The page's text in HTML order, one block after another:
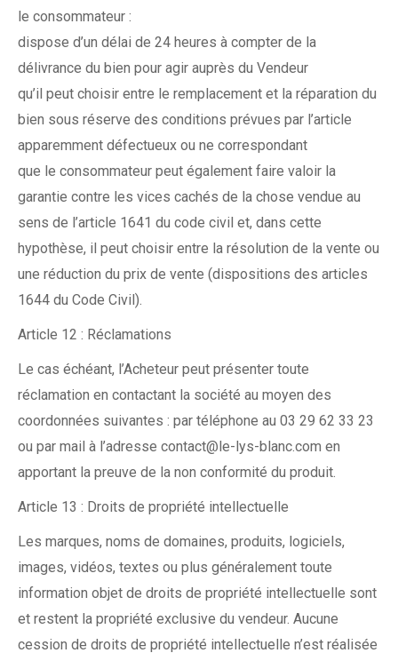
le consommateur :
dispose d’un délai de 24 heures à compter de la
délivrance du bien pour agir auprès du Vendeur
qu’il peut choisir entre le remplacement et la réparation du
bien sous réserve des conditions prévues par l’article
apparemment défectueux ou ne correspondant
que le consommateur peut également faire valoir la
garantie contre les vices cachés de la chose vendue au
sens de l’article 1641 du code civil et, dans cette
hypothèse, il peut choisir entre la résolution de la vente ou
une réduction du prix de vente (dispositions des articles
1644 du Code Civil).
Article 12 : Réclamations
Le cas échéant, l’Acheteur peut présenter toute
réclamation en contactant la société au moyen des
coordonnées suivantes : par téléphone au 03 29 62 33 23
ou par mail à l’adresse contact@le-lys-blanc.com en
apportant la preuve de la non conformité du produit.
Article 13 : Droits de propriété intellectuelle
Les marques, noms de domaines, produits, logiciels,
images, vidéos, textes ou plus généralement toute
information objet de droits de propriété intellectuelle sont
et restent la propriété exclusive du vendeur. Aucune
cession de droits de propriété intellectuelle n’est réalisée